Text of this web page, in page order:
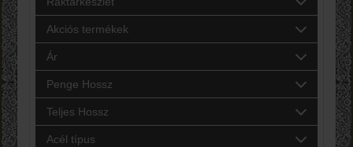
Akciós termékek
Ár
Penge Hossz
Teljes Hossz
Acél típus